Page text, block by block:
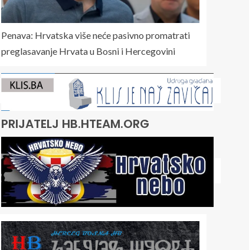
Penava: Hrvatska više neće pasivno promatrati
preglasavanje Hrvata u Bosni i Hercegovini
PRIJATELJ HB.HTEAM.ORG